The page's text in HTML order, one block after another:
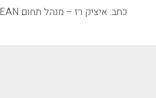
כתב: איציק רז – מנהל תחום LEAN